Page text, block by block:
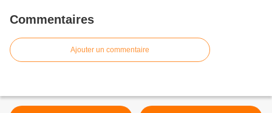
Commentaires
Ajouter un commentaire